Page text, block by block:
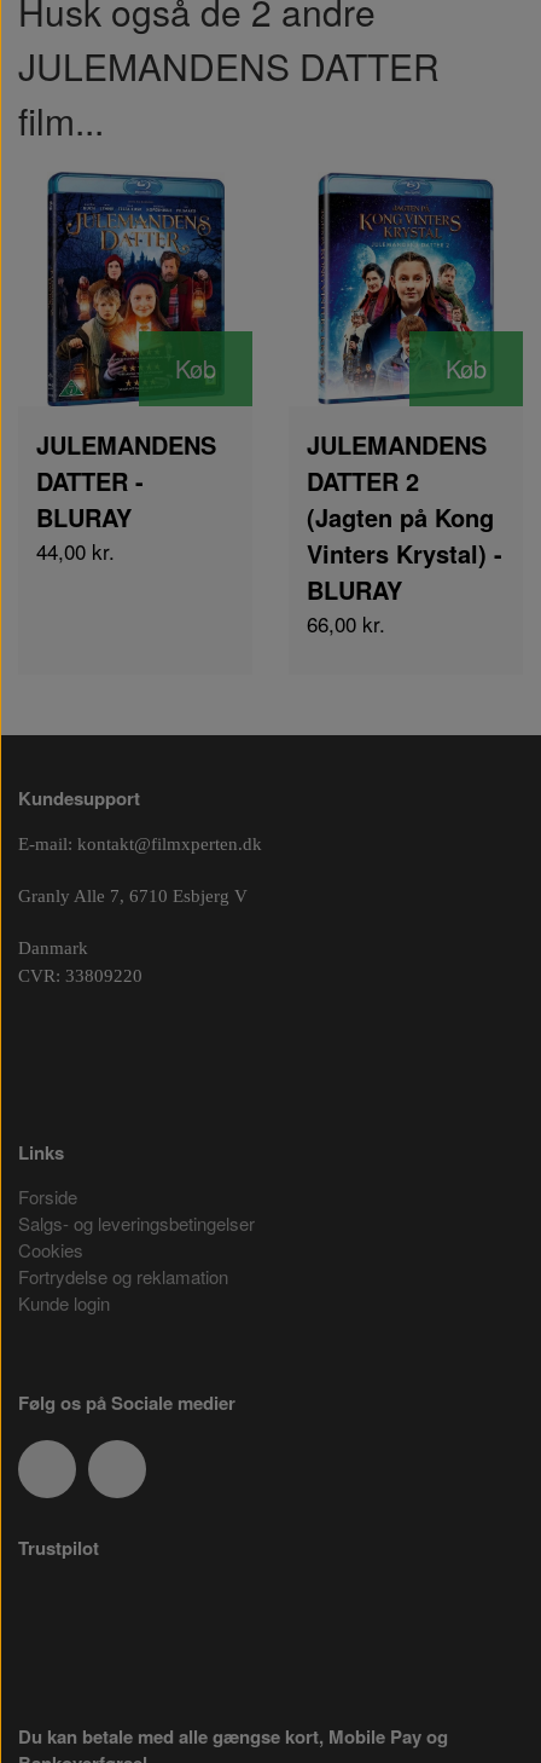
Husk også de 2 andre
JULEMANDENS DATTER
film...
Køb
JULEMANDENS
DATTER -
BLURAY
44,00 kr.
Køb
JULEMANDENS
DATTER 2
(Jagten på Kong
Vinters Krystal) -
BLURAY
66,00 kr.
Kundesupport
E-mail: kontakt@filmxperten.dk
Granly Alle 7, 6710 Esbjerg V
Danmark
CVR: 33809220
Links
Forside
Salgs- og leveringsbetingelser
Cookies
Fortrydelse og reklamation
Kunde login
Følg os på Sociale medier
Trustpilot
Du kan betale med alle gængse kort, Mobile Pay og